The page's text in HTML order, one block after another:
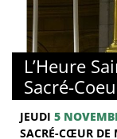
L’Heure
Sacré-
JEUDI 5
SACRÉ-CŒUR DE